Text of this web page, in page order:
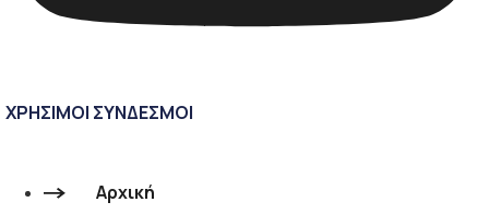
ΧΡΗΣΙΜΟΙ ΣΥΝΔΕΣΜΟΙ
Αρχική